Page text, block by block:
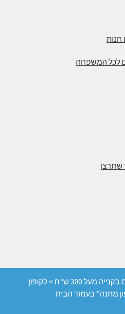
חנות
לכל המשפחה
שתרצו
> משלוח עד הבית חינם בקנייה מעל 300 ש"ח > לקופון
מתנה" בעמוד הבית